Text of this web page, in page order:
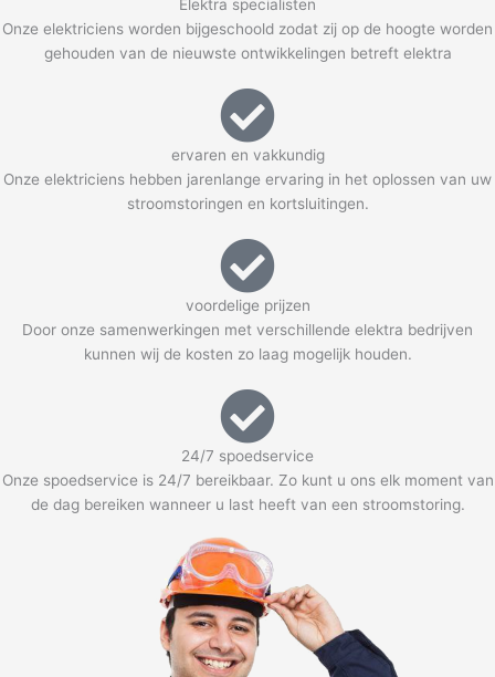
Elektra specialisten
Onze elektriciens worden bijgeschoold zodat zij op de hoogte worden
gehouden van de nieuwste ontwikkelingen betreft elektra
ervaren en vakkundig
Onze elektriciens hebben jarenlange ervaring in het oplossen van uw
stroomstoringen en kortsluitingen.
voordelige prijzen
Door onze samenwerkingen met verschillende elektra bedrijven
kunnen wij de kosten zo laag mogelijk houden.
24/7 spoedservice
Onze spoedservice is 24/7 bereikbaar. Zo kunt u ons elk moment van
de dag bereiken wanneer u last heeft van een stroomstoring.